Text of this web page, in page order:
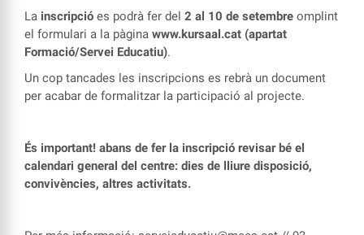
La inscripció es podrà fer del 2 al 10 de setembre omplint
el formulari a la pàgina www.kursaal.cat (apartat
Formació/Servei Educatiu).
Un cop tancades les inscripcions es rebrà un document
per acabar de formalitzar la participació al projecte.
És important! abans de ferla inscripció revisar bé el
calendari general del centre: dies de lliure disposició,
convivències, altres activitats.